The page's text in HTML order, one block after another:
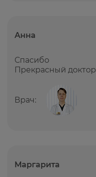
Анна
Спасибо
Прекрасный доктор
Врач:
Маргарита